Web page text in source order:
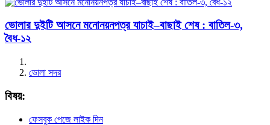
ভোলার দুইটি আসনে মনোনয়নপত্র যাচাই–বাছাই শেষ : বাতিল-৩,
বৈধ-১২
ভোলা সদর
বিষয়:
ফেসবুক পেজে লাইক দিন